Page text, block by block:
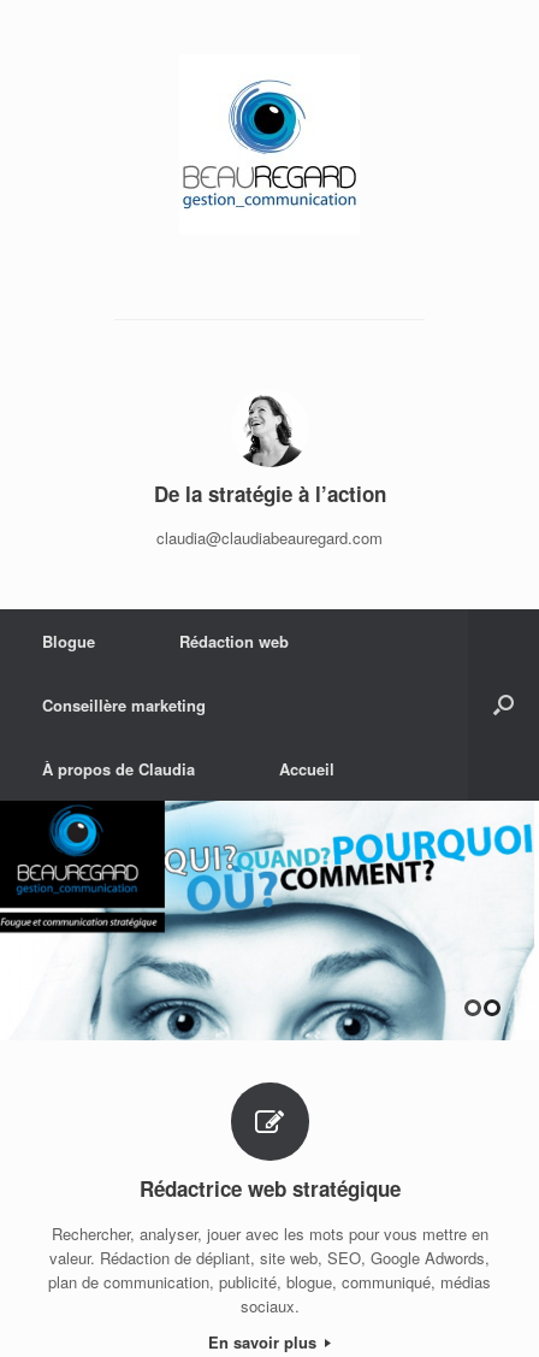
De la stratégie à l’action
claudia@claudiabeauregard.com
Blogue Rédaction web
Conseillère marketing
À propos de Claudia Accueil
Rédactrice web stratégique
Rechercher, analyser, jouer avec les mots pour vous mettre en
valeur. Rédaction de dépliant, site web, SEO, Google Adwords,
plan de communication, publicité, blogue, communiqué, médias
sociaux.
En savoir plus